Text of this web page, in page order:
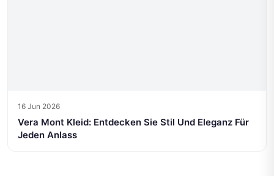
16 Jun 2026
Vera Mont Kleid: Entdecken Sie Stil Und Eleganz Für
Jeden Anlass